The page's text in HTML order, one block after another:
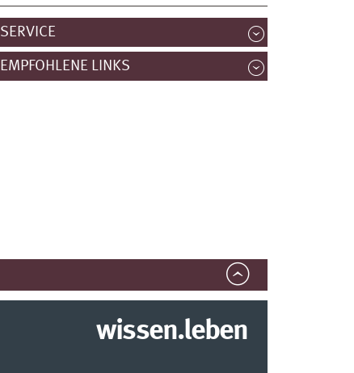
SERVICE
EMPFOHLENE LINKS
wissen.leben